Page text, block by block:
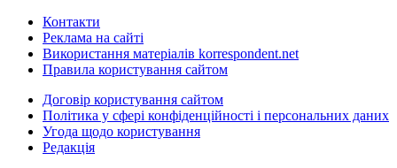
Контакти
Реклама на сайті
Використання матеріалів korrespondent.net
Правила користування сайтом
Договір користування сайтом
Політика у сфері конфіденційності і персональних даних
Угода щодо користування
Редакція